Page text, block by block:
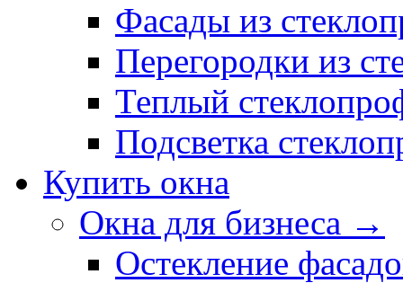
Фасады из
Перегородки из
Теплый
Подсветка
Купить окна
Окна для бизнеса →
Остекление